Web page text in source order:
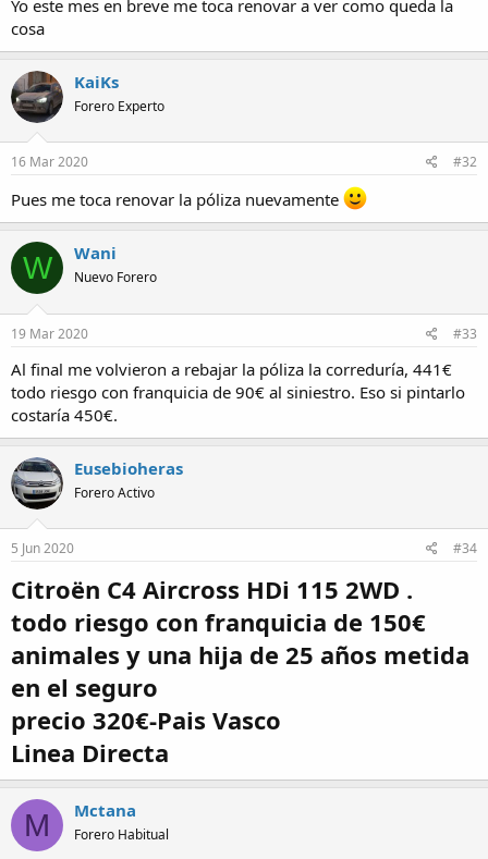
Yo este mes en breve me toca renovar a ver como queda la
cosa
KaiKs
Forero Experto
16 Mar 2020 #32
Pues me toca renovar la póliza nuevamente
W Wani
Nuevo Forero
19 Mar 2020 #33
Al final me volvieron a rebajar la póliza la correduría, 441€
todo riesgo con franquicia de 90€ al siniestro. Eso si pintarlo
costaría 450€.
Eusebioheras
Forero Activo
5 Jun 2020 #34
Citroën C4 Aircross HDi 115 2WD .
todo riesgo con franquicia de 150€
animales y una hija de 25 años metida
en el seguro
precio 320€-Pais Vasco
Linea Directa
M Mctana
Forero Habitual